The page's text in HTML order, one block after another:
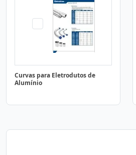
Curvas para Eletrodutos de
Alumínio